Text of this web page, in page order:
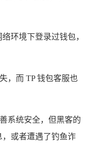
环境下登录过钱包，
，而 TP 钱包客服也
系统安全，但黑客的
或者遭遇了钓鱼诈